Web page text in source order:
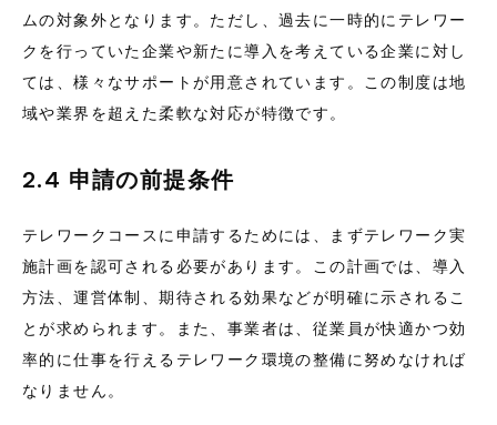
ムの対象外となります。ただし、過去に一時的にテレワー
クを行っていた企業や新たに導入を考えている企業に対し
ては、様々なサポートが用意されています。この制度は地
域や業界を超えた柔軟な対応が特徴です。
2.4 申請の前提条件
テレワークコースに申請するためには、まずテレワーク実
施計画を認可される必要があります。この計画では、導入
方法、運営体制、期待される効果などが明確に示されるこ
とが求められます。また、事業者は、従業員が快適かつ効
率的に仕事を行えるテレワーク環境の整備に努めなければ
なりません。